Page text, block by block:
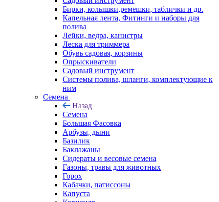
Бирки, колышки,ремешки, таблички и др.
Капельная лента, Фитинги и наборы для
полива
Лейки, ведра, канистры
Леска для триммера
Обувь садовая, корзины
Опрыскиватели
Садовый инструмент
Системы полива, шланги, комплектующие к
ним
Семена
Назад
Семена
Большая Фасовка
Арбузы, дыни
Базилик
Баклажаны
Сидераты и весовые семена
Газоны, травы для животных
Горох
Кабачки, патиссоны
Капуста